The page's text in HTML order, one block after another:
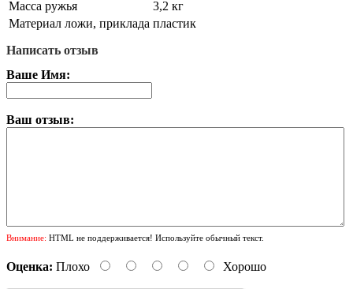
Масса ружья
3,2 кг
Материал ложи, приклада пластик
Написать отзыв
Ваше Имя:
Ваш отзыв:
Внимание: HTML не поддерживается! Используйте обычный текст.
Оценка: Плохо Хорошо